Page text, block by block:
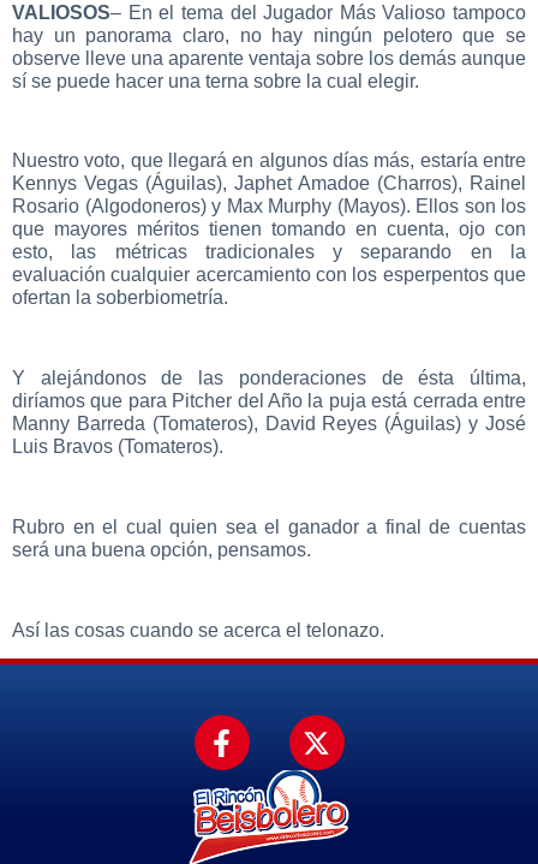
VALIOSOS– En el tema del Jugador Más Valioso tampoco
hay un panorama claro, no hay ningún pelotero que se
observe lleve una aparente ventaja sobre los demás aunque
sí se puede hacer una terna sobre la cual elegir.
Nuestro voto, que llegará en algunos días más, estaría entre
Kennys Vegas (Águilas), Japhet Amadoe (Charros), Rainel
Rosario (Algodoneros) y Max Murphy (Mayos). Ellos son los
que mayores méritos tienen tomando en cuenta, ojo con
esto, las métricas tradicionales y separando en la
evaluación cualquier acercamiento con los esperpentos que
ofertan la soberbiometría.
Y alejándonos de las ponderaciones de ésta última,
diríamos que para Pitcher del Año la puja está cerrada entre
Manny Barreda (Tomateros), David Reyes (Águilas) y José
Luis Bravos (Tomateros).
Rubro en el cual quien sea el ganador a final de cuentas
será una buena opción, pensamos.
Así las cosas cuando se acerca el telonazo.